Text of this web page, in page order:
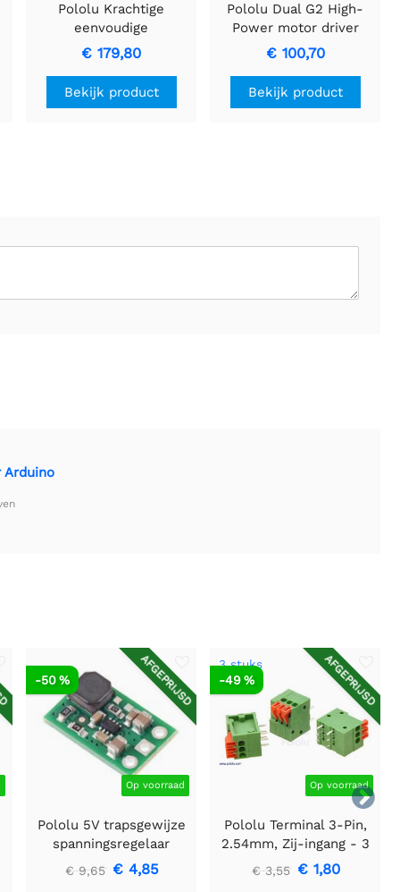
Pololu Krachtige
eenvoudige
motorcontroller G2
24v12
€ 179,80
Bekijk product
Pololu Dual G2 High-
Power motor driver
24v14 voor raspberry pi
(Gedeeltelijke kit)
€ 100,70
Bekijk product
Arduino

AFGEPRIJSD
Op voorraad
-50 %
Pololu 5V trapsgewijze
spanningsregelaar
U3V16F5
€ 9,65 € 4,85
AFGEPRIJSD
3 stuks
Op voorraad
-49 %
Pololu Terminal 3-Pin,
2.54mm, Zij-ingang - 3
stuks
€ 3,55 € 1,80